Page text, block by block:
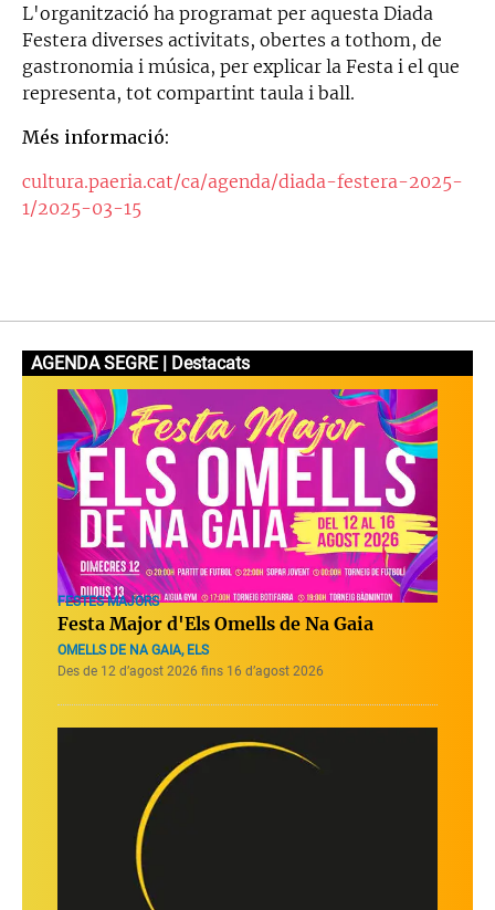
L'organització ha programat per aquesta Diada
Festera diverses activitats, obertes a tothom, de
gastronomia i música, per explicar la Festa i el que
representa, tot compartint taula i ball.
Més informació:
cultura.paeria.cat/ca/agenda/diada-festera-2025-
1/2025-03-15
AGENDA SEGRE | Destacats
FESTES MAJORS
Festa Major d'Els Omells de Na Gaia
OMELLS DE NA GAIA, ELS
Des de 12 d’agost 2026 fins 16 d’agost 2026